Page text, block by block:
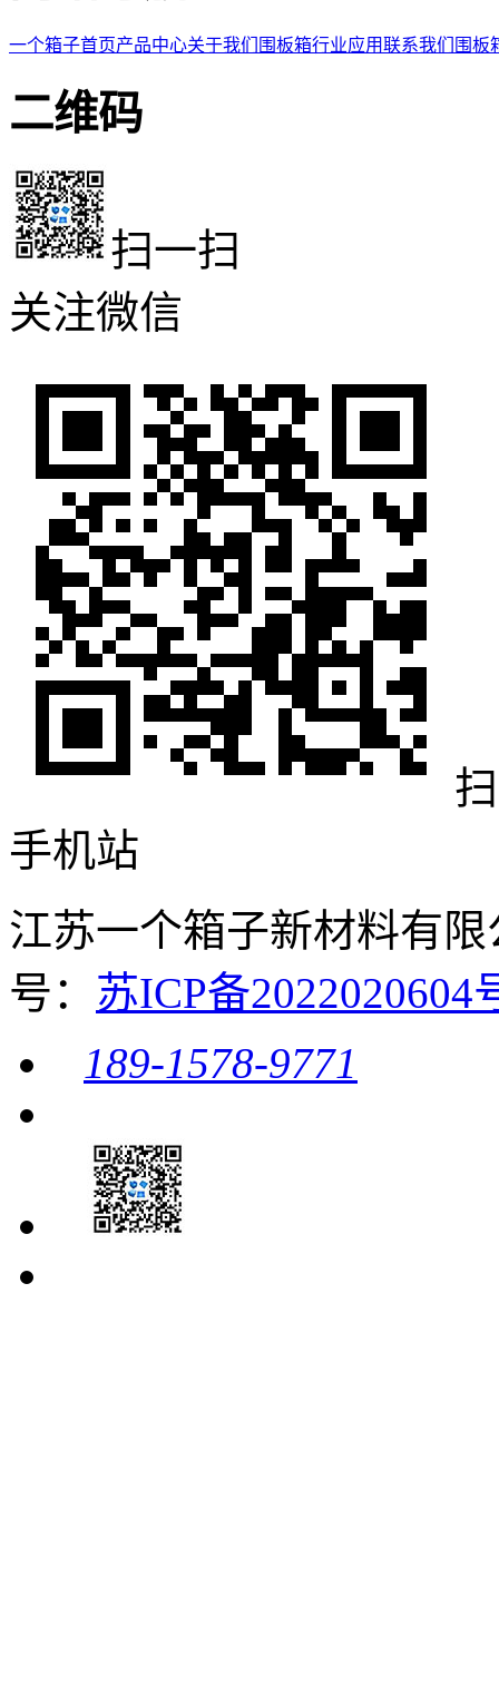
一个箱子首页产品中心关于我们 围板箱行业应用联系我们 围板
二维码
扫一扫
关注微信
手机站
江苏一个箱子新材料有
号： 苏ICP备2022020604
189-1578-9771